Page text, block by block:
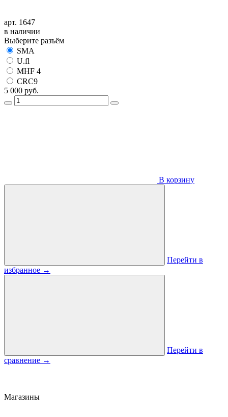
арт. 1647
в наличии
Выберите разъём
SMA
U.fl
MHF 4
CRC9
5 000 руб.
В корзину
Перейти в
избранное →
Перейти в
сравнение →
Магазины